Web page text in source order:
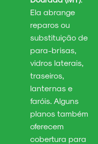
Ela abrange
reparos ou
substituição de
para-brisas,
vidros laterais,
traseiros,
lanternas e
faróis. Alguns
planos também
oferecem
cobertura para